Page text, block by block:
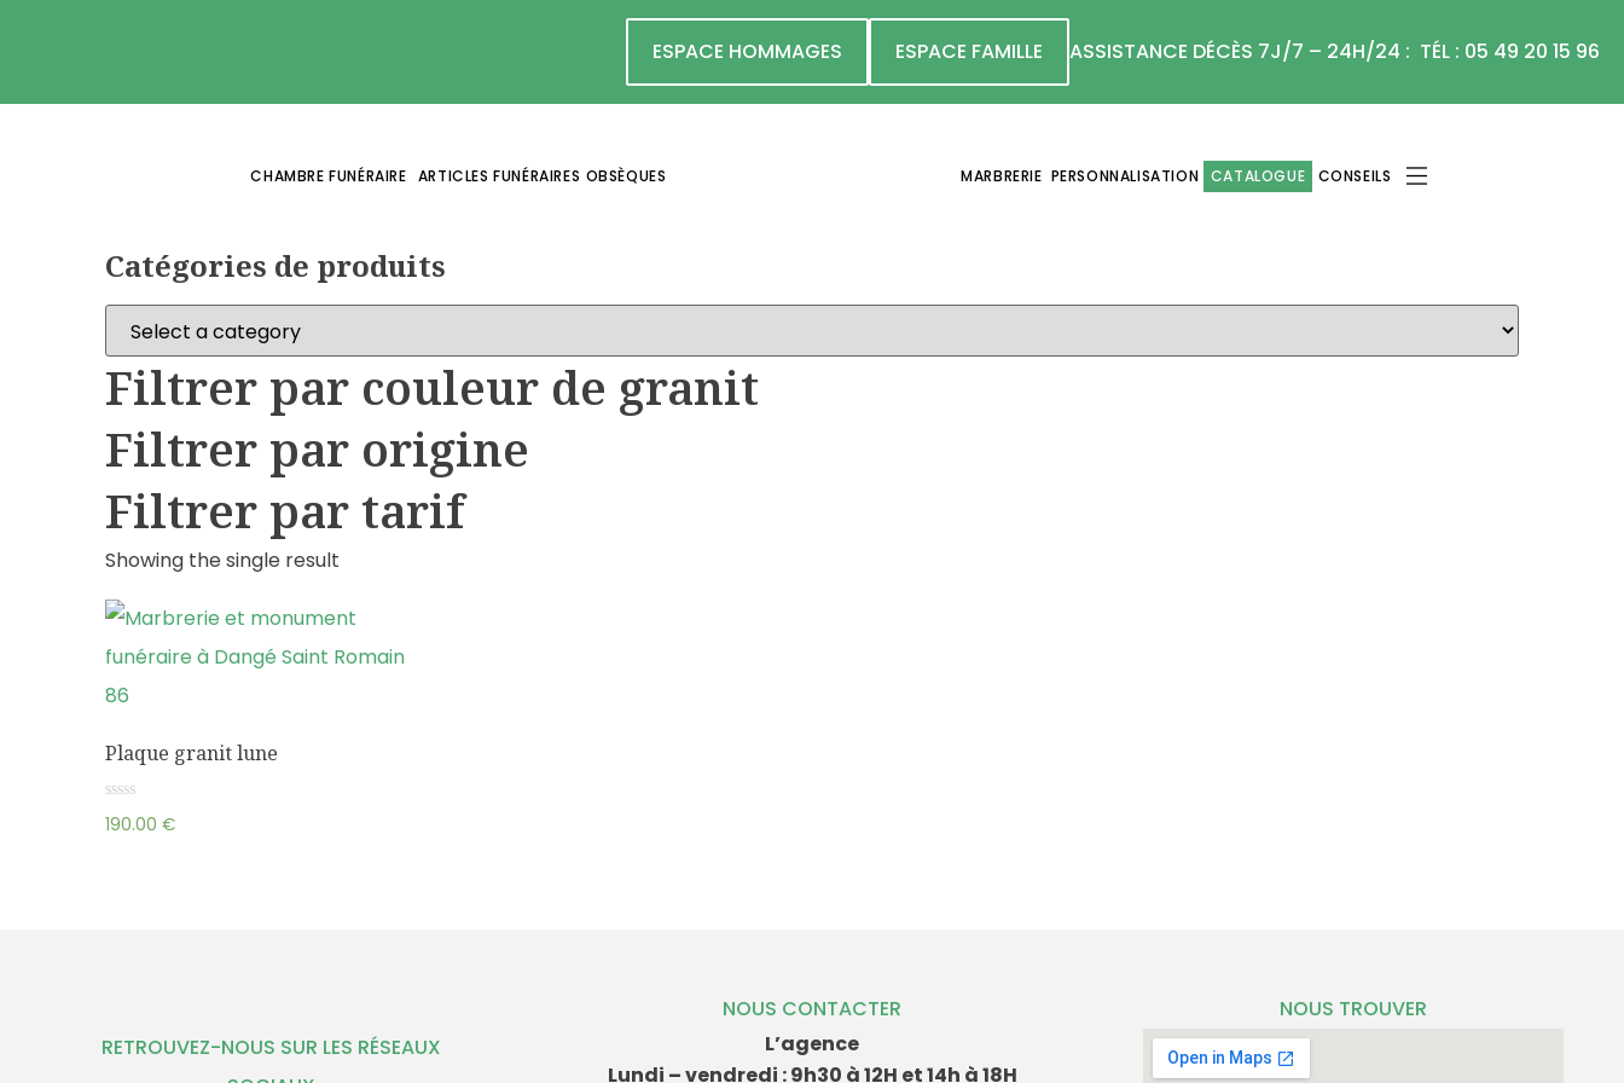
ESPACE HOMMAGES ESPACE FAMILLE ASSISTANCE DÉCÈS 7J/7 – 24H/24 : TÉL : 05 49 20 15 96
CHAMBRE FUNÉRAIRE ARTICLES FUNÉRAIRES OBSÈQUES MARBRERIE PERSONNALISATION CATALOGUE CONSEILS
Catégories de produits
Filtrer par couleur de granit
Filtrer par origine
Filtrer par tarif
Showing the single result
Plaque granit lune
Rated
0
190.00 €
RETROUVEZ-NOUS SUR LES RÉSEAUX
NOUS CONTACTER
L’agence
Lundi – vendredi : 9h30 à 12H et 14h à 18H
NOUS TROUVER